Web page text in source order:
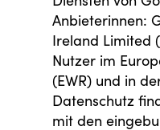
Anbieterinnen:
Ireland Limited
Nutzer im
(EWR) und in
Datenschutz
mit den